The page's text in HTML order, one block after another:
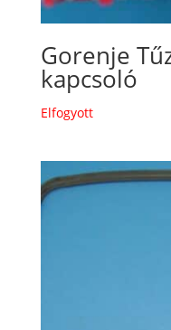
Gorenje
kapcsoló
Elfogyott